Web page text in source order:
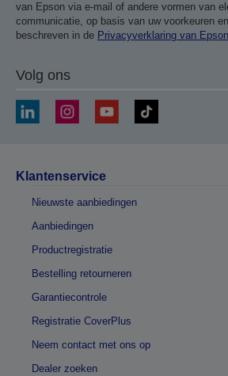
van Epson via e-mail of andere vormen van
communicatie, op basis van uw voorkeuren
beschreven in de Privacyverklaring van Epson
Volg ons
Klantenservice
Nieuwste aanbiedingen
Aanbiedingen
Productregistratie
Bestelling retourneren
Garantiecontrole
Registratie CoverPlus
Neem contact met ons op
Dealer zoeken